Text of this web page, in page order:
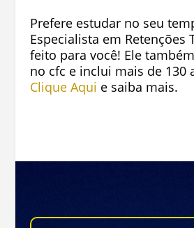
Prefere estudar no seu
Especialista em Retenções
feito para você! Ele
no cfc e inclui mais de 130
Clique Aqui e saiba mais.